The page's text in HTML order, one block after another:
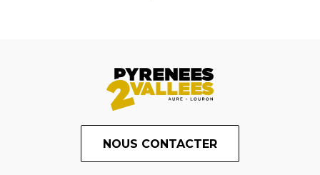
NOUS CONTACTER